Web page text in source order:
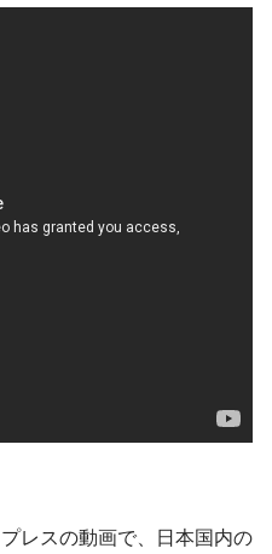
レスの動画で、日本国内の